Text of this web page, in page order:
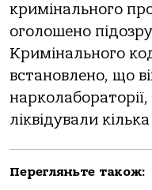
кримінального
оголошено
Кримінального
встановлено, що
нарколабораторії,
ліквідували
Перегляньте також: